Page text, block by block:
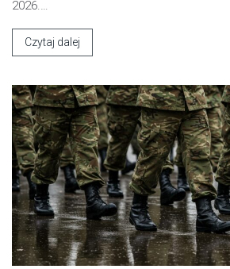
2026.…
Czytaj dalej